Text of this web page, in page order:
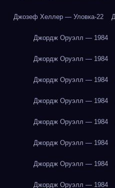
Джозеф Хеллер — Уловка-22
Джордж Оруэлл — 1984
Джордж Оруэлл — 1984
Джордж Оруэлл — 1984
Джордж Оруэлл — 1984
Джордж Оруэлл — 1984
Джордж Оруэлл — 1984
Джордж Оруэлл — 1984
Джордж Оруэлл — 1984